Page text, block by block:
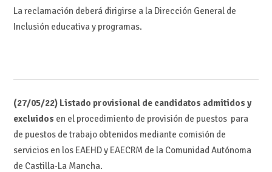
La reclamación deberá dirigirse a la Dirección General de
Inclusión educativa y programas.
(27/05/22) Listado provisional de candidatos admitidos y
excluidos en el procedimiento de provisión de puestos para
de puestos de trabajo obtenidos mediante comisión de
servicios en los EAEHD y EAECRM de la Comunidad Autónoma
de Castilla-La Mancha.